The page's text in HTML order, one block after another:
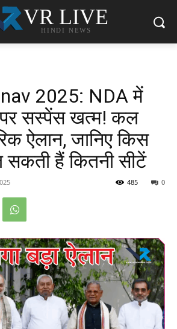
VR LIVE
HINDI NEWS
2025: NDA में
पर सस्पेंस खत्म! कल
ऐलान, जानिए किस
सकती हैं कितनी सीटें
0
485